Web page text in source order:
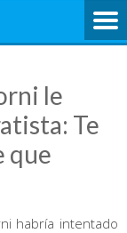
le
Te
que
habría intentado